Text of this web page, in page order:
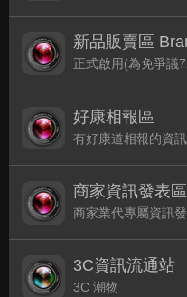
好康相報區
商家資訊發表區
3C資訊流通站
3C 潮物